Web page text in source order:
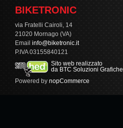
BIKETRONIC
via Fratelli Cairoli, 14
21020 Mornago (VA)
Email info@biketronic.it
P.IVA 03155840121
Sito web realizzato
da BTC Soluzioni Grafiche
Powered by nopCommerce